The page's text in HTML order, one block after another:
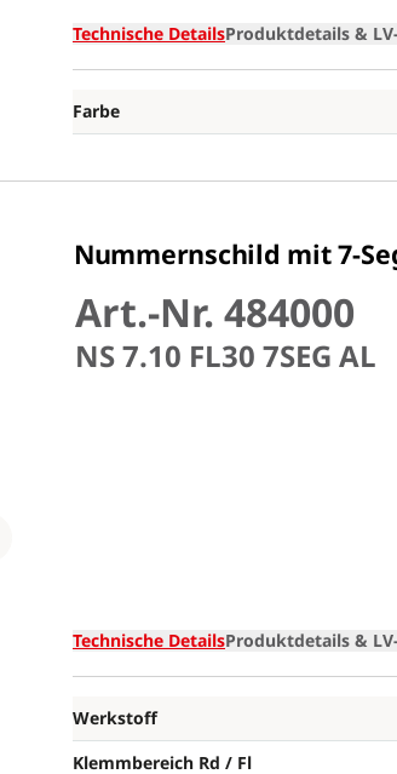
Technische DetailsProduktdetails &
Farbe
Nummernschild mit 7-
Art.-Nr. 484000
NS 7.10 FL30 7SEG AL
Technische DetailsProduktdetails &
Werkstoff
Klemmbereich Rd / Fl